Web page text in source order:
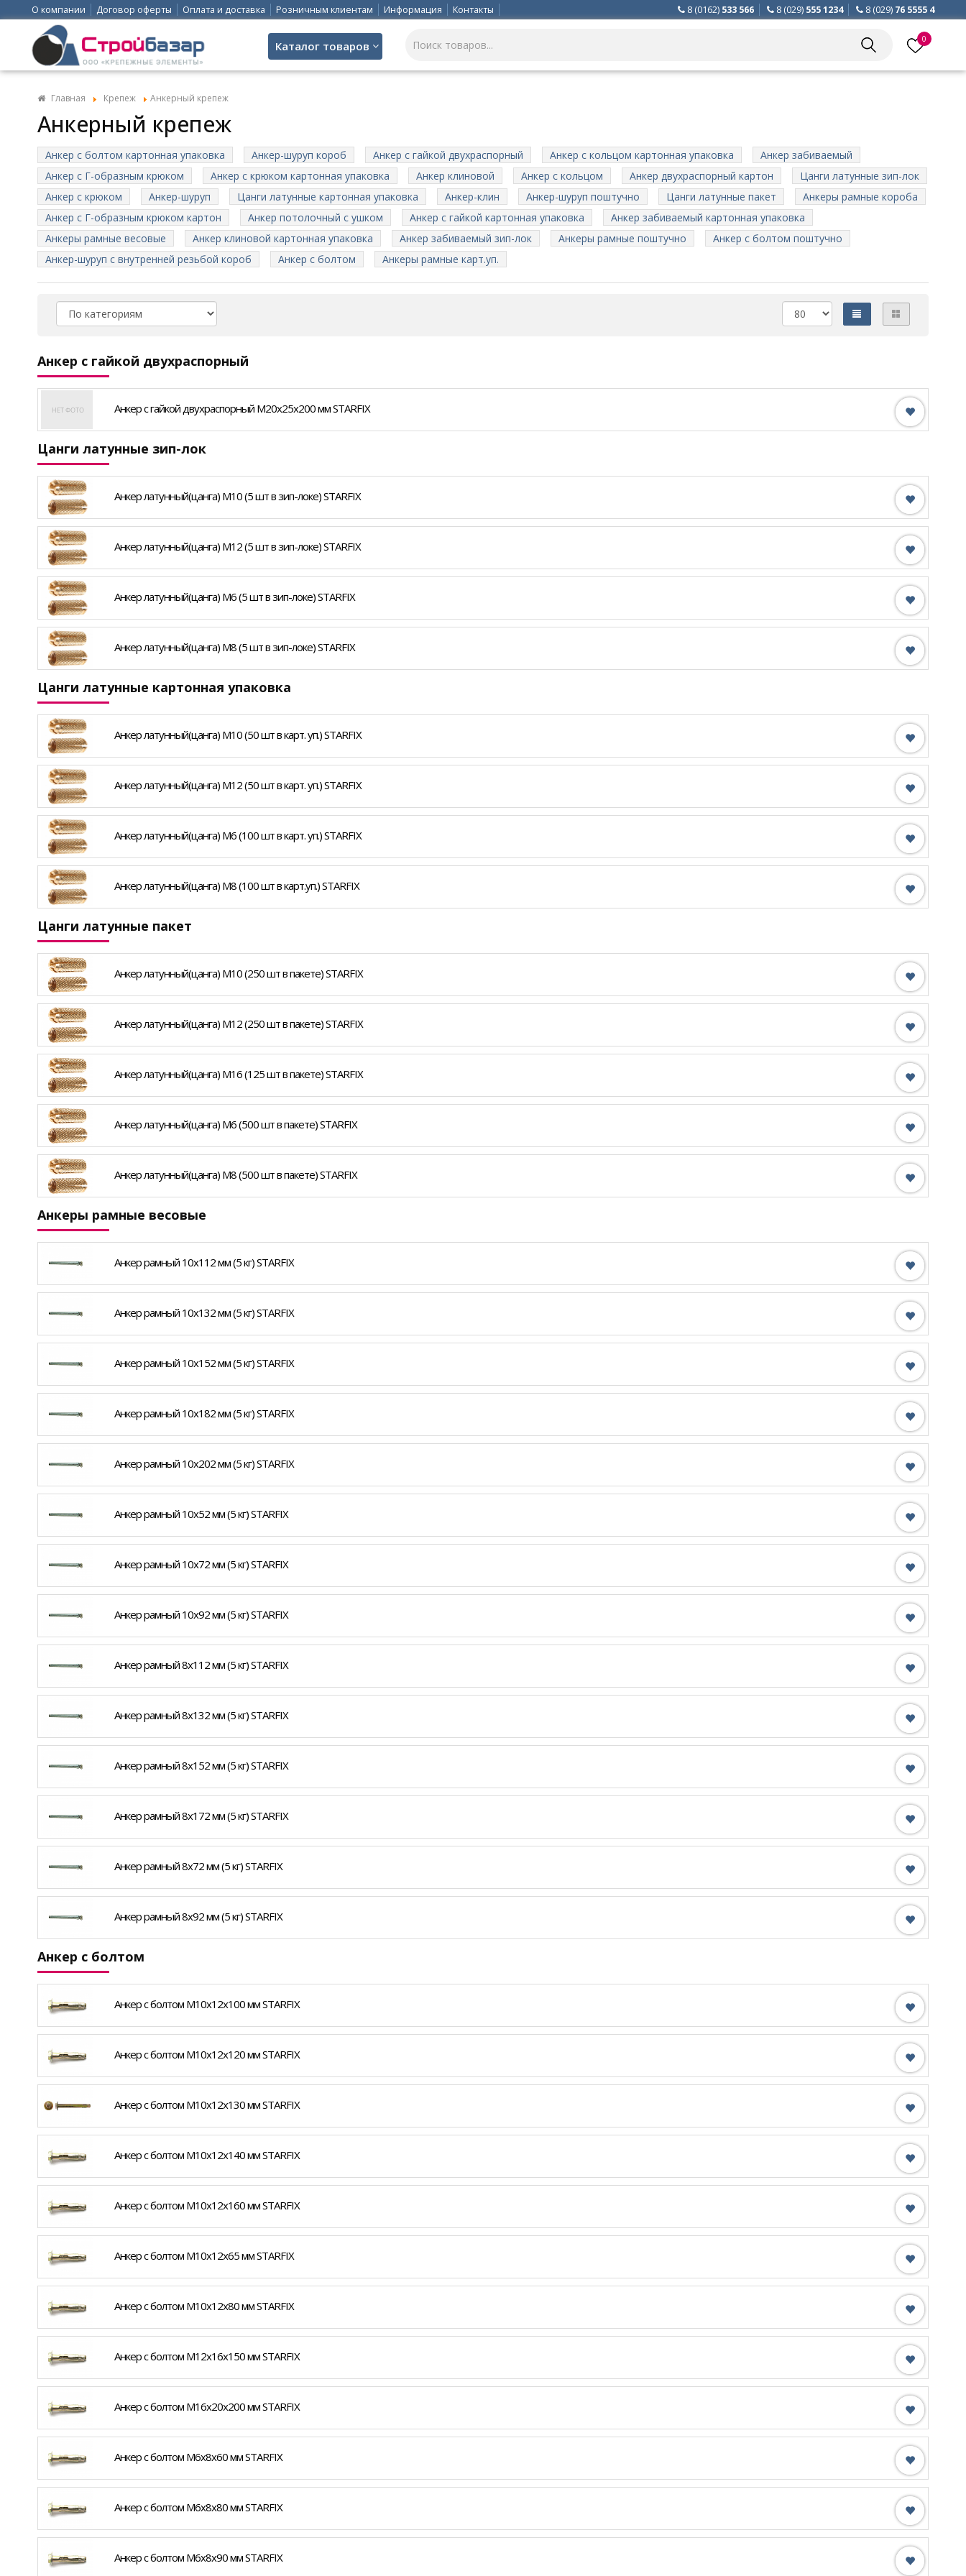
О компании Договор оферты Оплата и доставка Розничным клиентам Информация Контакты 8 (0162) 533 566 8 (029) 555 1234 8 (029) 76 5555 4
Каталог товаров 0
Главная Крепеж Анкерный крепеж
Анкерный крепеж
Анкер с болтом картонная упаковка Анкер-шуруп короб Анкер с гайкой двухраспорный Анкер с кольцом картонная упаковка
Анкер забиваемый
Анкер с Г-образным крюком
Анкер с крюком картонная упаковка Анкер клиновой Анкер с кольцом Анкер двухраспорный картон
Цанги латунные зип-лок
Анкер с крюком
Анкер-шуруп Цанги латунные картонная упаковка Анкер-клин Анкер-шуруп поштучно Цанги латунные пакет
Анкеры рамные короба
Анкер с Г-образным крюком картон
Анкер потолочный с ушком Анкер с гайкой картонная упаковка
Анкер забиваемый картонная упаковка
Анкеры рамные весовые
Анкер клиновой картонная упаковка Анкер забиваемый зип-лок Анкеры рамные поштучно
Анкер с болтом поштучно
Анкер-шуруп с внутренней резьбой короб
Анкер с болтом Анкеры рамные карт.уп.
Анкер с гайкой двухраспорный
Анкер с гайкой двухраспорный М20х25х200 мм STARFIX
Цанги латунные зип-лок
Анкер латунный(цанга) М10 (5 шт в зип-локе) STARFIX
Анкер латунный(цанга) М12 (5 шт в зип-локе) STARFIX
Анкер латунный(цанга) М6 (5 шт в зип-локе) STARFIX
Анкер латунный(цанга) М8 (5 шт в зип-локе) STARFIX
Цанги латунные картонная упаковка
Анкер латунный(цанга) М10 (50 шт в карт. уп.) STARFIX
Анкер латунный(цанга) М12 (50 шт в карт. уп.) STARFIX
Анкер латунный(цанга) М6 (100 шт в карт. уп.) STARFIX
Анкер латунный(цанга) М8 (100 шт в карт.уп.) STARFIX
Цанги латунные пакет
Анкер латунный(цанга) М10 (250 шт в пакете) STARFIX
Анкер латунный(цанга) М12 (250 шт в пакете) STARFIX
Анкер латунный(цанга) М16 (125 шт в пакете) STARFIX
Анкер латунный(цанга) М6 (500 шт в пакете) STARFIX
Анкер латунный(цанга) М8 (500 шт в пакете) STARFIX
Анкеры рамные весовые
Анкер рамный 10х112 мм (5 кг) STARFIX
Анкер рамный 10х132 мм (5 кг) STARFIX
Анкер рамный 10х152 мм (5 кг) STARFIX
Анкер рамный 10х182 мм (5 кг) STARFIX
Анкер рамный 10х202 мм (5 кг) STARFIX
Анкер рамный 10х52 мм (5 кг) STARFIX
Анкер рамный 10х72 мм (5 кг) STARFIX
Анкер рамный 10х92 мм (5 кг) STARFIX
Анкер рамный 8х112 мм (5 кг) STARFIX
Анкер рамный 8х132 мм (5 кг) STARFIX
Анкер рамный 8х152 мм (5 кг) STARFIX
Анкер рамный 8х172 мм (5 кг) STARFIX
Анкер рамный 8х72 мм (5 кг) STARFIX
Анкер рамный 8х92 мм (5 кг) STARFIX
Анкер с болтом
Анкер с болтом М10х12х100 мм STARFIX
Анкер с болтом М10х12х120 мм STARFIX
Анкер с болтом М10х12х130 мм STARFIX
Анкер с болтом М10х12х140 мм STARFIX
Анкер с болтом М10х12х160 мм STARFIX
Анкер с болтом М10х12х65 мм STARFIX
Анкер с болтом М10х12х80 мм STARFIX
Анкер с болтом М12х16х150 мм STARFIX
Анкер с болтом М16х20х200 мм STARFIX
Анкер с болтом М6х8х60 мм STARFIX
Анкер с болтом М6х8х80 мм STARFIX
Анкер с болтом М6х8х90 мм STARFIX